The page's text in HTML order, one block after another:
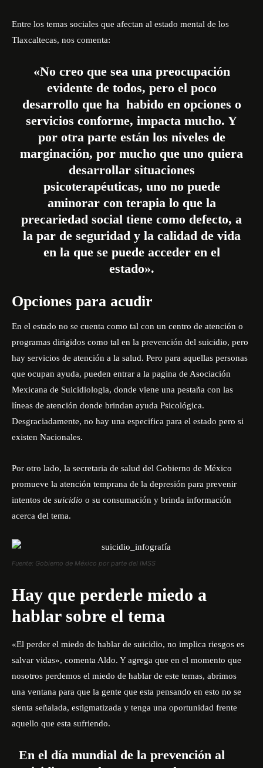
Entre los temas sociales que afectan al estado mental de los
Tlaxcaltecas, nos comenta:
«No creo que sea una preocupación
evidente de todos, pero el poco
desarrollo que ha habido en opciones o
servicios conforme, impacta mucho. Y
por otra parte están los niveles de
marginación, por mucho que uno quiera
desarrollar situaciones
psicoterapéuticas, uno no puede
aminorar con terapia lo que la
precariedad social tiene como defecto, a
la par de seguridad y la calidad de vida
en la que se puede acceder en el
estado».
Opciones para acudir
En el estado no se cuenta como tal con un centro de atención o
programas dirigidos como tal en la prevención del suicidio, pero
hay servicios de atención a la salud. Pero para aquellas personas
que ocupan ayuda, pueden entrar a la pagina de Asociación
Mexicana de Suicidiologia, donde viene una pestaña con las
líneas de atención donde brindan ayuda Psicológica.
Desgraciadamente, no hay una especifica para el estado pero si
existen Nacionales.
Por otro lado, la secretaria de salud del Gobierno de México
promueve la atención temprana de la depresión para prevenir
intentos de suicidio o su consumación y brinda información
acerca del tema.
Fuente: Gobierno de México por parte del IMSS
Hay que perderle miedo a
hablar sobre el tema
«El perder el miedo de hablar de suicidio, no implica riesgos es
salvar vidas», comenta Aldo. Y agrega que en el momento que
nosotros perdemos el miedo de hablar de este temas, abrimos
una ventana para que la gente que esta pensando en esto no se
sienta señalada, estigmatizada y tenga una oportunidad frente
aquello que esta sufriendo.
En el día mundial de la prevención al